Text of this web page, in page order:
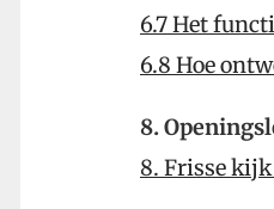
6.7 Het
6.8 Hoe
8.
8. Frisse